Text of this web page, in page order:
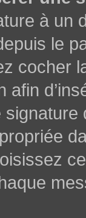
à un
le
cocher
afin